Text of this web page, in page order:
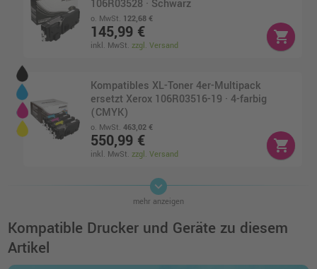
106R03528 · Schwarz
o. MwSt. 122,68 €
145,99 €
inkl. MwSt.zzgl. Versand
shopping_cart
Kompatibles XL-Toner 4er-Multipack
ersetzt Xerox 106R03516-19 · 4-farbig
(CMYK)
o. MwSt.463,02 €
550,99 €
inkl. MwSt.zzgl. Versand
shopping_cart
Kompatibles XXL-Toner 4er-Multipack
ersetzt Xerox 106R03528-31 · 4-farbig
(CMYK)
o. MwSt.536,97 €
inkl. MwSt.zzgl. Versand
keyboard_arrow_down
mehr anzeigen
Kompatible Drucker und Geräte zu diesem
Artikel